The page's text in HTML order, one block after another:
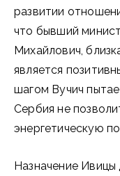
развитии
что бывший
Михайлович,
является
шагом Вучич
Сербия не
энергетическую
Назначение